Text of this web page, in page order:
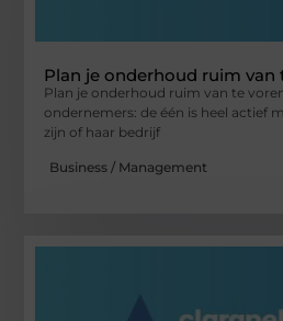
Plan je onderhoud ruim van
Plan je onderhoud ruim van te
ondernemers: de één is heel actief
zijn of haar bedrijf
Business / Management